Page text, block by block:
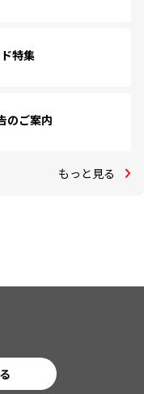
特集
のご案内
もっと見る